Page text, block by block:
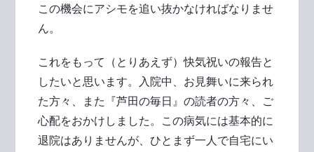
この機会にアシモを追い抜かなければなりませ
ん。
これをもって（とりあえず）快気祝いの報告と
したいと思います。入院中、お見舞いに来られ
た方々、また『芦田の毎日』の読者の方々、ご
心配をおかけしました。この病気には基本的に
退院はありませんが、ひとまず一人で自宅にい